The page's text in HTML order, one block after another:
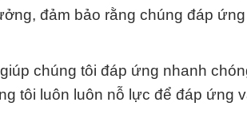
đảm bảo rằng chúng đáp
chúng tôi đáp ứng nhanh
tôi luôn luôn nỗ lực để đáp ứng